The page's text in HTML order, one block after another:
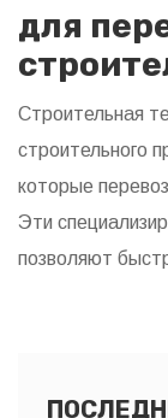
для
Строительная
строительного
которые
Эти
позволяют
камней.